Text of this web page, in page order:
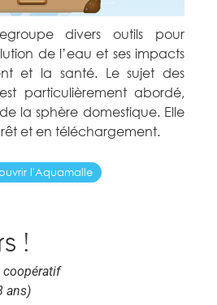
divers outils pour
de l’eau et ses impacts
et la santé. Le sujet des
particulièrement abordé,
la sphère domestique. Elle
et en téléchargement.
l'Aquamalle
!
coopératif
ans)